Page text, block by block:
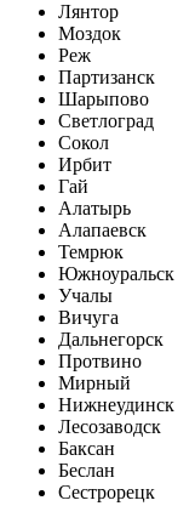
Лянтор
Моздок
Реж
Партизанск
Шарыпово
Светлоград
Сокол
Ирбит
Гай
Алатырь
Алапаевск
Темрюк
Южноуральск
Учалы
Вичуга
Дальнегорск
Протвино
Мирный
Нижнеудинск
Лесозаводск
Баксан
Беслан
Сестрорецк